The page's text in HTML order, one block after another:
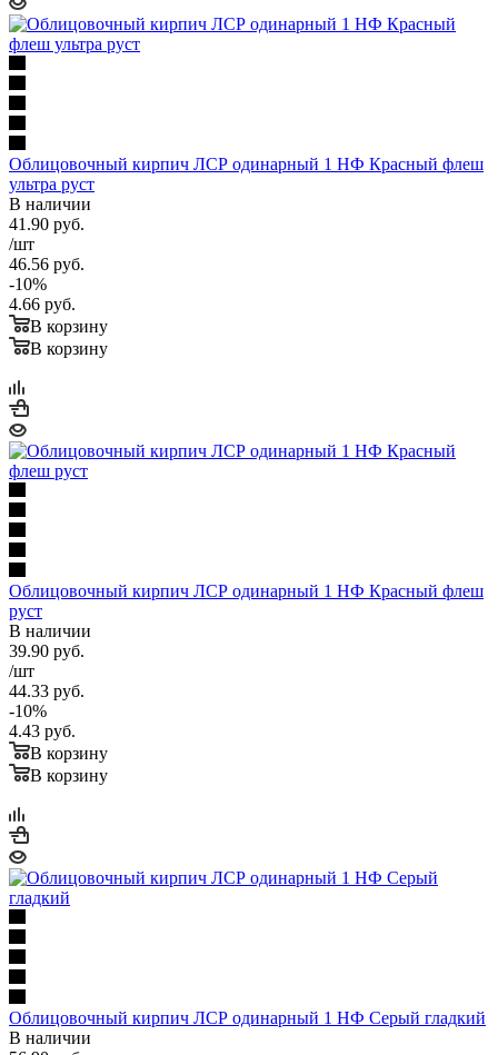
Облицовочный кирпич ЛСР одинарный 1 НФ Красный флеш
ультра руст
В наличии
41.90 руб.
/шт
46.56 руб.
-10%
4.66 руб.
В корзину
В корзину
Облицовочный кирпич ЛСР одинарный 1 НФ Красный флеш
руст
В наличии
39.90 руб.
/шт
44.33 руб.
-10%
4.43 руб.
В корзину
В корзину
Облицовочный кирпич ЛСР одинарный 1 НФ Серый гладкий
В наличии